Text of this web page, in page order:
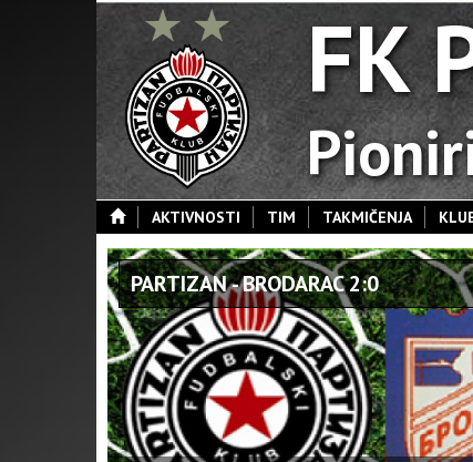
FK
AKTIVNOSTI TIM TAKMIČENJA
PARTIZAN - BRODARAC 2:0